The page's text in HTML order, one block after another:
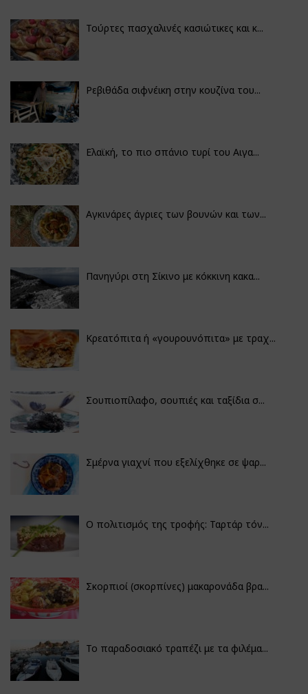
Τούρτες πασχαλινές κασιώτικες και κ...
Ρεβιθάδα σιφνέικη στην κουζίνα του...
Ελαϊκή, το πιο σπάνιο τυρί του Αιγα...
Αγκινάρες άγριες των βουνών και των...
Πανηγύρι στη Σίκινο με κόκκινη κακα...
Κρεατόπιτα ή «γουρουνόπιτα» με τραχ...
Σουπιοπίλαφο, σουπιές και ταξίδια σ...
Σμέρνα γιαχνί που εξελίχθηκε σε ψαρ...
Ο πολιτισμός της τροφής: Ταρτάρ τόν...
Σκορπιοί (σκορπίνες) μακαρονάδα βρα...
Το παραδοσιακό τραπέζι με τα φιλέμα...